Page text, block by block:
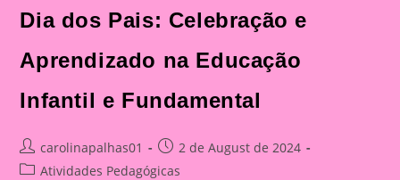
E
Aprendizado
Educação
Infantil
Fundamental
Dia dos Pais: Celebração e
Aprendizado na Educação
Infantil e Fundamental
Post
author:
carolinapalhas01
Post
published:
2 de August de 2024
PostAtividades Pedagógicas